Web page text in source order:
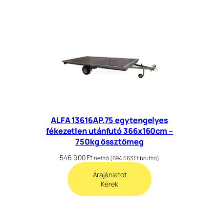
ALFA 13616AP.75 egytengelyes
fékezetlen utánfutó 366x160cm –
750kg össztömeg
546 900Ft nettó (694 563Ftbruttó)
Árajánlatot
Kérek